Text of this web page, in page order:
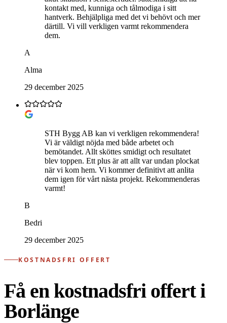
kontakt med, kunniga och tålmodiga i sitt
hantverk. Behjälpliga med det vi behövt och mer
därtill. Vi vill verkligen varmt rekommendera
dem.
A
Alma
29 december 2025
STH Bygg AB kan vi verkligen rekommendera!
Vi är väldigt nöjda med både arbetet och
bemötandet. Allt sköttes smidigt och resultatet
blev toppen. Ett plus är att allt var undan plockat
när vi kom hem. Vi kommer definitivt att anlita
dem igen för vårt nästa projekt. Rekommenderas
varmt!
B
Bedri
29 december 2025
KOSTNADSFRI OFFERT
Få en kostnadsfri offert i
Borlänge